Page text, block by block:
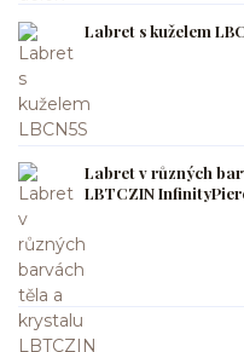
Labret s kuželem
Labret v různých
LBTCZIN